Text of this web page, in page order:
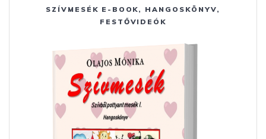
SZÍVMESÉK E-BOOK, HANGOSKÖNYV,
FESTŐVIDEÓK